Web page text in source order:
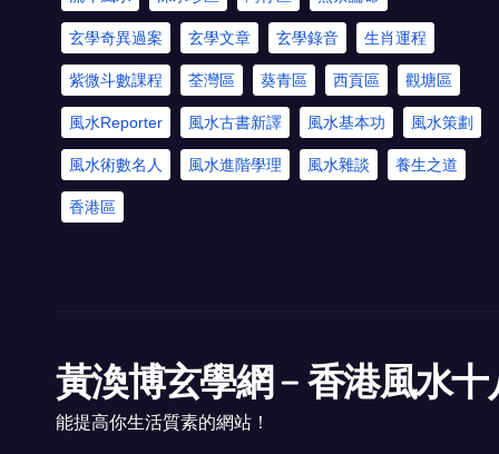
玄學奇異過案 玄學文章 玄學錄音 生肖運程
紫微斗數課程 荃灣區 葵青區 西貢區 觀塘區
風水Reporter 風水古書新譯 風水基本功 風水策劃
風水術數名人 風水進階學理 風水雜談 養生之道
香港區
黃渙博玄學網﹣香港風水十
能提高你生活質素的網站！